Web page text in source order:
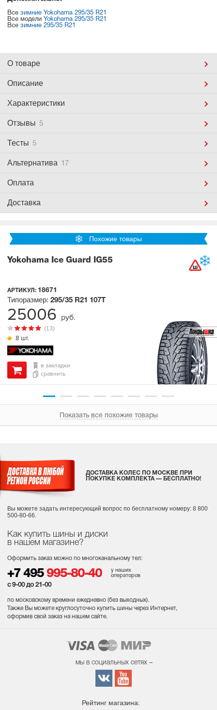
Все зимние Yokohama 295/35 R21
Все модели Yokohama 295/35 R21
Все зимние 295/35 R21
О товаре
Описание
Характеристики
Отзывы 5
Тесты 5
Альтернатива 17
Оплата
Доставка
Похожие товары
Yokohama Ice Guard IG55
АРТИКУЛ: 18671
8 шт.
(13)
Типоразмер: 295/35 R21 107T
в закладки
сравнить
25006 руб.
Показать все похожие товары
Как купить шины и диски
в нашем магазине?
Оформить заказ можно по многоканальному тел:
+7 495 995-80-40
у наших
операторов
с 9-00 до 21-00
по московскому времени ежедневно (без выходных).
Также Вы можете круглосуточно купить шины через Интернет,
оформив свой заказ на нашем сайте.
ДОСТАВКА КОЛЕС ПО МОСКВЕ ПРИ
ПОКУПКЕ КОМПЛЕКТА — БЕСПЛАТНО!
Вы можете задать интересующий вопрос по бесплатному номеру: 8 800
500-80-66.
мы в социальных сетях –
Рейтинг магазина: